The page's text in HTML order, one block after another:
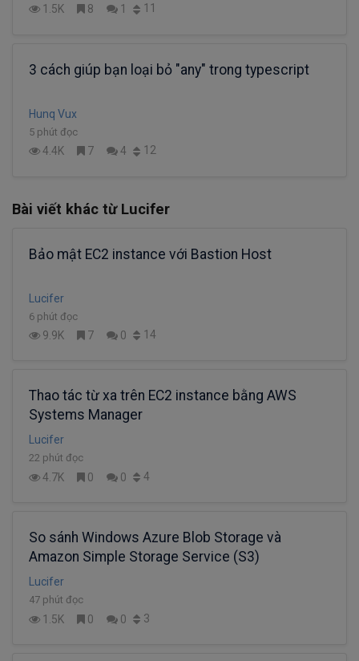
1.5K 8 1 11
3 cách giúp bạn loại bỏ "any" trong typescript
Hunq Vux
5 phút đọc
4.4K 7 4 12
Bài viết khác từ Lucifer
Bảo mật EC2 instance với Bastion Host
Lucifer
6 phút đọc
9.9K 7 0 14
Thao tác từ xa trên EC2 instance bằng AWS
Systems Manager
Lucifer
22 phút đọc
4.7K 0 0 4
So sánh Windows Azure Blob Storage và
Amazon Simple Storage Service (S3)
Lucifer
47 phút đọc
1.5K 0 0 3